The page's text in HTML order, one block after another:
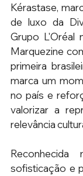
Kérastase,
de luxo da
Grupo L'Oréal
Marquezine
primeira
marca um
no país e
valorizar a
relevância
Reconhecida
sofisticação e